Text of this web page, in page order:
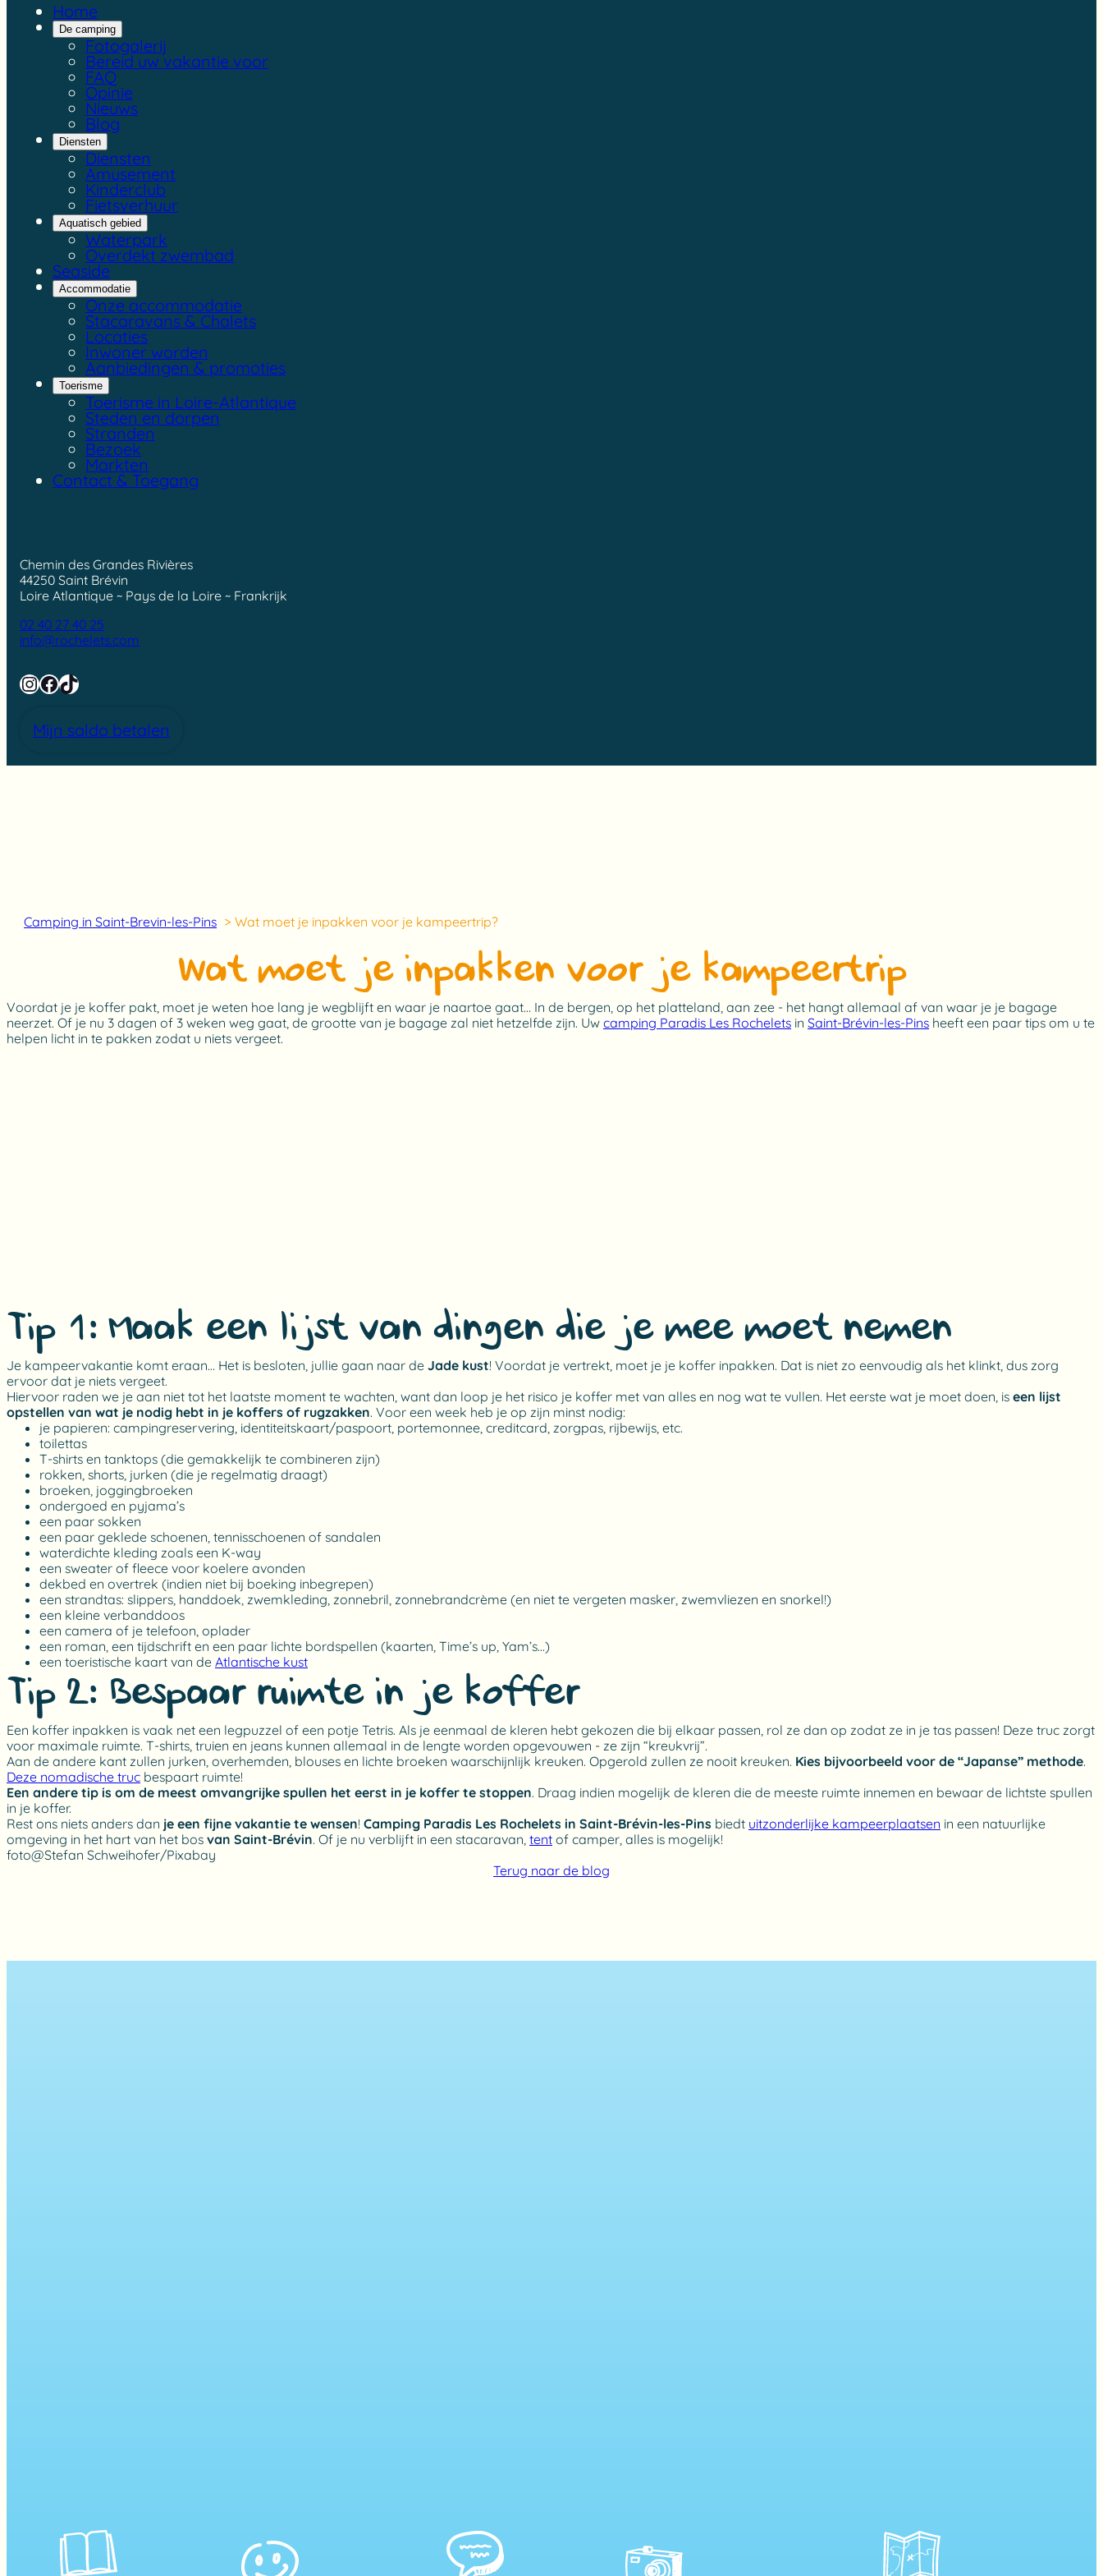
Home
De camping
Fotogalerij
Bereid uw vakantie voor
FAQ
Opinie
Nieuws
Blog
Diensten
Diensten
Amusement
Kinderclub
Fietsverhuur
Aquatisch gebied
Waterpark
Overdekt zwembad
Seaside
Accommodatie
Onze accommodatie
Stacaravans & Chalets
Locaties
Inwoner worden
Aanbiedingen & promoties
Toerisme
Toerisme in Loire-Atlantique
Steden en dorpen
Stranden
Bezoek
Markten
Contact & Toegang
Chemin des Grandes Rivières
44250 Saint Brévin
Loire Atlantique ~ Pays de la Loire ~ Frankrijk
02 40 27 40 25
info@rochelets.com
Instagram
Facebook
TikTok
Mijn saldo betalen
Camping in Saint-Brevin-les-Pins Wat moet je inpakken voor je kampeertrip?
Wat moet je inpakken voor je kampeertrip?
Voordat je je koffer pakt, moet je weten hoe lang je wegblijft en waar je naartoe gaat… In de bergen, op het platteland, aan zee - het hangt allemaal af van waar je je bagage
neerzet. Of je nu 3 dagen of 3 weken weg gaat, de grootte van je bagage zal niet hetzelfde zijn. Uw camping Paradis Les Rochelets in Saint-Brévin-les-Pins heeft een paar tips om u te
helpen licht in te pakken zodat u niets vergeet.
Tip 1: Maak een lijst van dingen die je mee moet nemen
Je kampeervakantie komt eraan… Het is besloten, jullie gaan naar de Jade kust! Voordat je vertrekt, moet je je koffer inpakken. Dat is niet zo eenvoudig als het klinkt, dus zorg
ervoor dat je niets vergeet.
Hiervoor raden we je aan niet tot het laatste moment te wachten, want dan loop je het risico je koffer met van alles en nog wat te vullen. Het eerste wat je moet doen, is een lijst
opstellen van wat je nodig hebt in je koffers of rugzakken. Voor een week heb je op zijn minst nodig:
je papieren: campingreservering, identiteitskaart/paspoort, portemonnee, creditcard, zorgpas, rijbewijs, etc.
toilettas
T-shirts en tanktops (die gemakkelijk te combineren zijn)
rokken, shorts, jurken (die je regelmatig draagt)
broeken, joggingbroeken
ondergoed en pyjama’s
een paar sokken
een paar geklede schoenen, tennisschoenen of sandalen
waterdichte kleding zoals een K-way
een sweater of fleece voor koelere avonden
dekbed en overtrek (indien niet bij boeking inbegrepen)
een strandtas: slippers, handdoek, zwemkleding, zonnebril, zonnebrandcrème (en niet te vergeten masker, zwemvliezen en snorkel!)
een kleine verbanddoos
een camera of je telefoon, oplader
een roman, een tijdschrift en een paar lichte bordspellen (kaarten, Time’s up, Yam’s…)
een toeristische kaart van de Atlantische kust
Tip 2: Bespaar ruimte in je koffer
Een koffer inpakken is vaak net een legpuzzel of een potje Tetris. Als je eenmaal de kleren hebt gekozen die bij elkaar passen, rol ze dan op zodat ze in je tas passen! Deze truc zorgt
voor maximale ruimte. T-shirts, truien en jeans kunnen allemaal in de lengte worden opgevouwen - ze zijn “kreukvrij”.
Aan de andere kant zullen jurken, overhemden, blouses en lichte broeken waarschijnlijk kreuken. Opgerold zullen ze nooit kreuken. Kies bijvoorbeeld voor de “Japanse” methode.
Deze nomadische truc bespaart ruimte!
Een andere tip is om de meest omvangrijke spullen het eerst in je koffer te stoppen. Draag indien mogelijk de kleren die de meeste ruimte innemen en bewaar de lichtste spullen
in je koffer.
Rest ons niets anders dan je een fijne vakantie te wensen! Camping Paradis Les Rochelets in Saint-Brévin-les-Pins biedt uitzonderlijke kampeerplaatsen in een natuurlijke
omgeving in het hart van het bos van Saint-Brévin. Of je nu verblijft in een stacaravan, tent of camper, alles is mogelijk!
foto@Stefan Schweihofer/Pixabay
Terug naar de blog